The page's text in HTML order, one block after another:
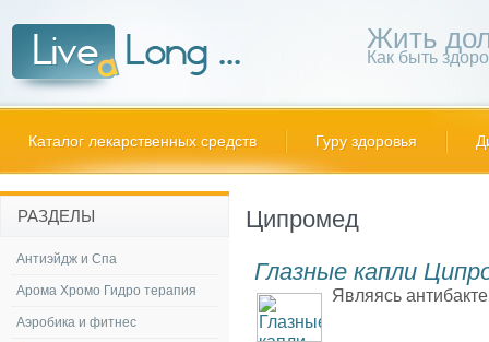
Жить
Как быть
Каталог лекарственных средств Гуру здоровья
Ципромед
Глазные капли
Являясь
РАЗДЕЛЫ
Антиэйдж и Спа
Арома Хромо Гидро терапия
Аэробика и фитнес